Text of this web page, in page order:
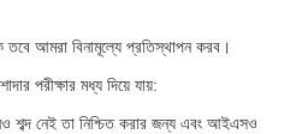
তবে আমরা বিনামূল্যে প্রতিস্থাপন করব।
পরীক্ষার মধ্য দিয়ে যায়:
শব্দ নেই তা নিশ্চিত করার জন্য এবং আইএসও